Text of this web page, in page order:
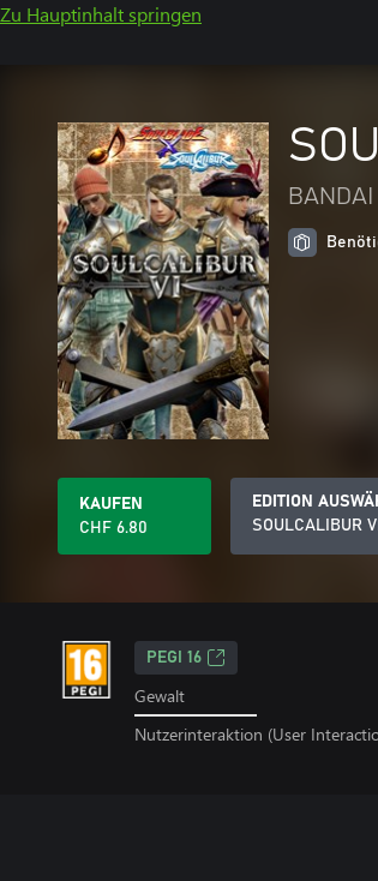
Zu Hauptinhalt springen
KAUFEN
CHF 6.80
EDITION
SOULCALIBUR
PEGI 16
Gewalt
Nutzerinteraktion (User